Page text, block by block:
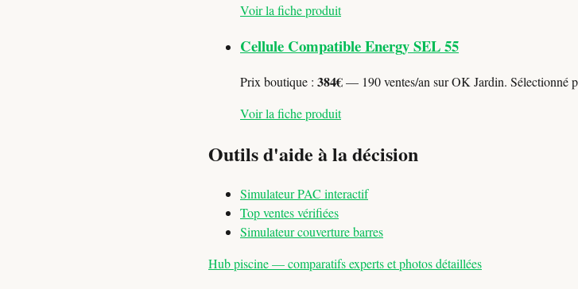
Voir la fiche produit
Cellule Compatible Energy SEL 55
Prix boutique : 384€— 190 ventes/an sur OK Jardin. Sélectionné
Voir la fiche produit
Outils d'aide à la décision
Simulateur PAC interactif
Top ventes vérifiées
Simulateur couverture barres
Hub piscine — comparatifs experts et photos détaillées